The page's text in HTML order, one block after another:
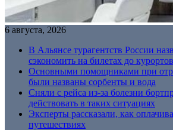
6 августа, 2026
В Альянсе турагентств России
сэкономить на билетах до курортов
Основными помощниками при
были названы сорбенты и вода
Сняли с рейса из-за болезни
действовать в таких ситуациях
Эксперты рассказали, как
путешествиях